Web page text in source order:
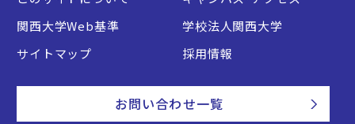
関西大学Web基準
学校法人関西大学
サイトマップ
採用情報
お問い合わせ一覧